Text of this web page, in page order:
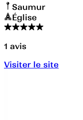
Saumur
Église
1 avis
Visiter le site